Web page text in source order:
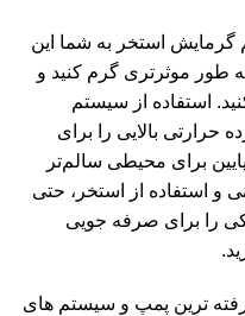
استخر به شما این
طور موثرتری گرم کنید و
استفاده از سیستم
حرارتی بالایی را برای
برای محیطی سالم‌تر
و استفاده از استخر، حتی
را برای صرفه جویی
ترین پمپ و سیستم های